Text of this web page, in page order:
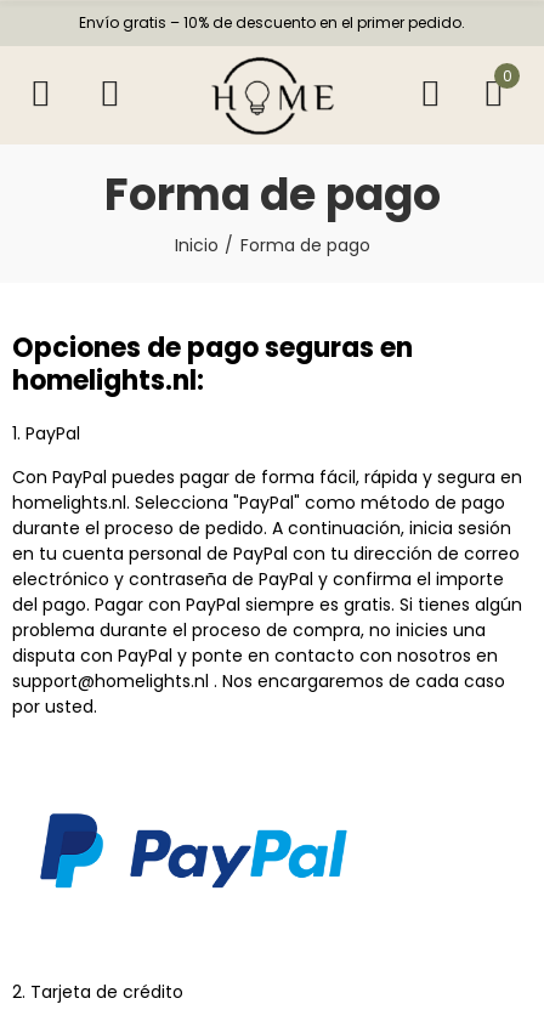
Envío gratis – 10% de descuento en el primer pedido.
0
Forma de pago
Inicio Forma de pago
Opciones de pago seguras en
homelights.nl:
1. PayPal
Con PayPal puedes pagar de forma fácil, rápida y segura en
homelights.nl. Selecciona "PayPal" como método de pago
durante el proceso de pedido. A continuación, inicia sesión
en tu cuenta personal de PayPal con tu dirección de correo
electrónico y contraseña de PayPal y confirma el importe
del pago. Pagar con PayPal siempre es gratis. Si tienes algún
problema durante el proceso de compra, no inicies una
disputa con PayPal y ponte en contacto con nosotros en
support@homelights.nl . Nos encargaremos de cada caso
por usted.
2. Tarjeta de crédito